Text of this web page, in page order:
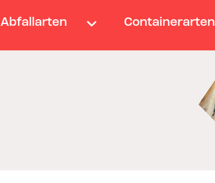
Abfallarten Containerarten